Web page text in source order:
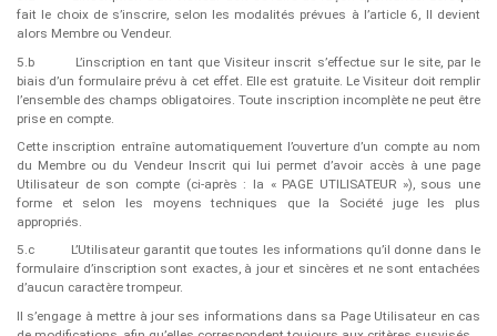
fait le choix de s’inscrire, selon les modalités prévues à l’article 6, Il devient
alors Membre ou Vendeur.
5.b
L’inscription en tant que Visiteur inscrit s’effectue sur le site, par le
biais d’un formulaire prévu à cet effet. Elle est gratuite. Le Visiteur doit remplir
l’ensemble des champs obligatoires. Toute inscription incomplète ne peut être
prise en compte.
Cette inscription entraîne automatiquement l’ouverture d’un compte au nom
du Membre ou du Vendeur Inscrit qui lui permet d’avoir accès à une page
Utilisateur de son compte (ci-après : la « ​PAGE UTILISATEUR »), sous une
forme et selon les moyens techniques que la Société juge les plus
appropriés.
5.c
L’Utilisateur garantit que toutes les informations qu’il donne dans le
formulaire d’inscription sont exactes, à jour et sincères et ne sont entachées
d’aucun caractère trompeur.
Il s’engage à mettre à jour ses informations dans sa Page Utilisateur en cas